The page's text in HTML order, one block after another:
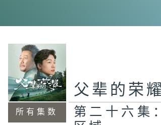
所有集数
父辈的荣耀
第二十六集